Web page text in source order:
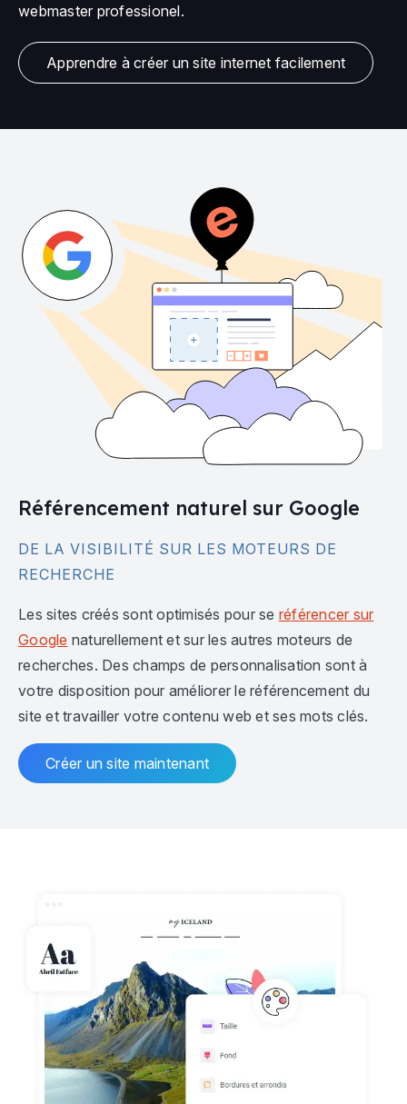
webmaster professionel.
Apprendre à créer un site internet facilement
Référencement naturel sur Google
DE LA VISIBILITÉ SUR LES MOTEURS DE
RECHERCHE
Les sites créés sont optimisés pour se référencer sur
Google naturellement et sur les autres moteurs de
recherches. Des champs de personnalisation sont à
votre disposition pour améliorer le référencement du
site et travailler votre contenu web et ses mots clés.
Créer un site maintenant